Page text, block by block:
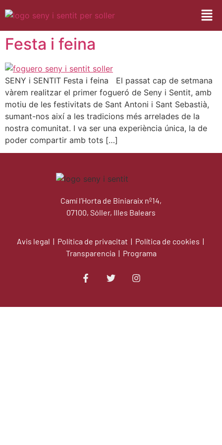
Festa i feina
SENY i SENTIT Festa i feina El passat cap de setmana
vàrem realitzar el primer fogueró de Seny i Sentit, amb
motiu de les festivitats de Sant Antoni i Sant Sebastià,
sumant-nos així a les tradicions més arrelades de la
nostra comunitat. I va ser una experiència única, la de
poder compartir amb tots […]
Camí l’Horta de Biniaraix nº14,
07100, Sóller, Illes Balears
Avis legal | Política de privacitat | Política de cookies |
Transparencia | Programa